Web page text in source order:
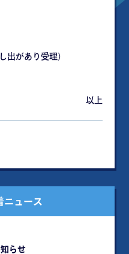
出があり受理）
以上
ニュース
らせ